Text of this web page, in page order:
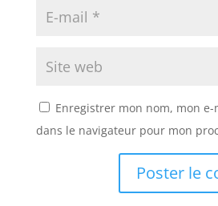
Enregistrer mon nom, mon
dans le navigateur pour mon